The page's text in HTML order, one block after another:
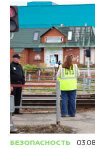
БЕЗОПАСНОСТЬ